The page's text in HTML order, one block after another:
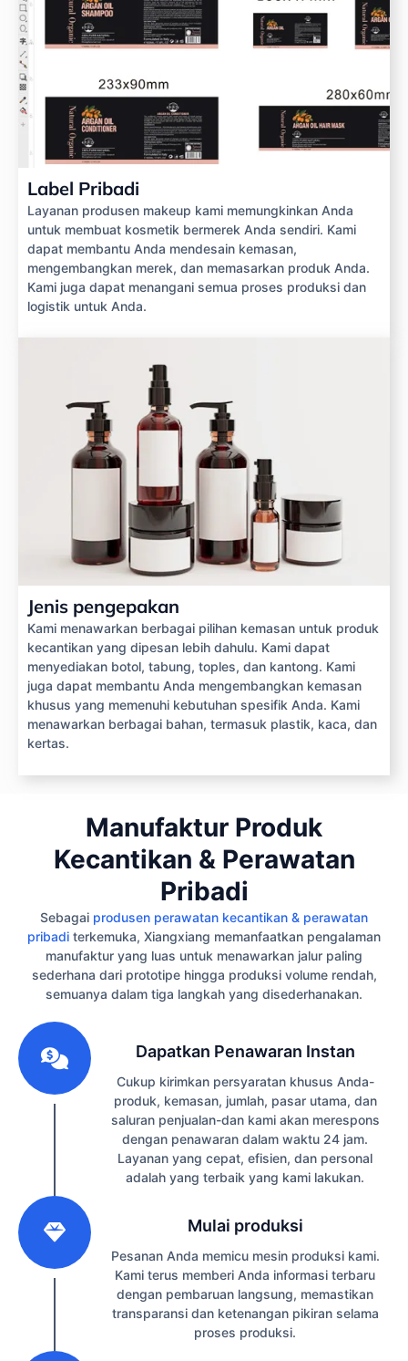
Label Pribadi
Layanan produsen makeup kami memungkinkan Anda
untuk membuat kosmetik bermerek Anda sendiri. Kami
dapat membantu Anda mendesain kemasan,
mengembangkan merek, dan memasarkan produk Anda.
Kami juga dapat menangani semua proses produksi dan
logistik untuk Anda.
Jenis pengepakan
Kami menawarkan berbagai pilihan kemasan untuk produk
kecantikan yang dipesan lebih dahulu. Kami dapat
menyediakan botol, tabung, toples, dan kantong. Kami
juga dapat membantu Anda mengembangkan kemasan
khusus yang memenuhi kebutuhan spesifik Anda. Kami
menawarkan berbagai bahan, termasuk plastik, kaca, dan
kertas.
Manufaktur Produk
Kecantikan & Perawatan
Pribadi
Sebagai produsen perawatan kecantikan & perawatan
pribadi terkemuka, Xiangxiang memanfaatkan pengalaman
manufaktur yang luas untuk menawarkan jalur paling
sederhana dari prototipe hingga produksi volume rendah,
semuanya dalam tiga langkah yang disederhanakan.
Dapatkan Penawaran Instan
Cukup kirimkan persyaratan khusus Anda-
produk, kemasan, jumlah, pasar utama, dan
saluran penjualan-dan kami akan merespons
dengan penawaran dalam waktu 24 jam.
Layanan yang cepat, efisien, dan personal
adalah yang terbaik yang kami lakukan.
Mulai produksi
Pesanan Anda memicu mesin produksi kami.
Kami terus memberi Anda informasi terbaru
dengan pembaruan langsung, memastikan
transparansi dan ketenangan pikiran selama
proses produksi.